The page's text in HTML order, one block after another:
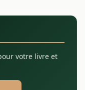
votre livre et